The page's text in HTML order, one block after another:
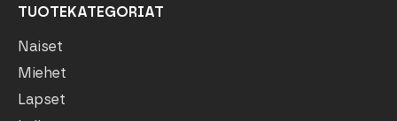
TUOTEKATEGORIAT
Naiset
Miehet
Lapset